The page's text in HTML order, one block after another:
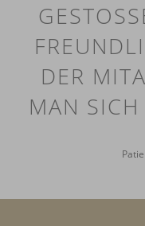
ER
AN SICH